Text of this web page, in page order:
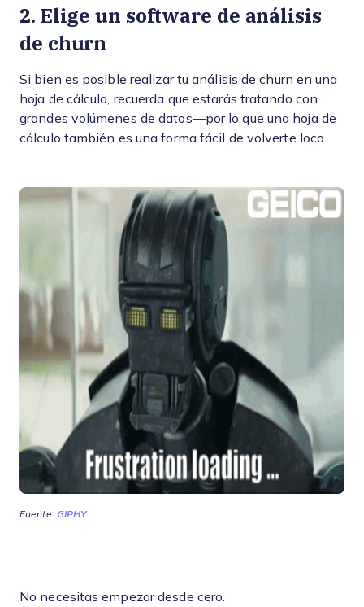
2. Elige un software de análisis
de churn
Si bien es posible realizar tu análisis de churn en una
hoja de cálculo, recuerda que estarás tratando con
grandes volúmenes de datos—por lo que una hoja de
cálculo también es una forma fácil de volverte loco.
Fuente:GIPHY
No necesitas empezar desde cero.